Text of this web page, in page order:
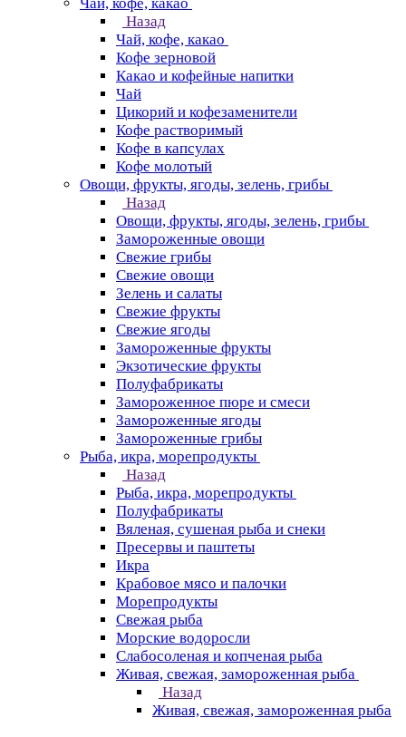
Назад
Чай, кофе, какао
Кофе зерновой
Какао и кофейные напитки
Чай
Цикорий и кофезаменители
Кофе растворимый
Кофе в капсулах
Кофе молотый
Овощи, фрукты, ягоды, зелень, грибы
Назад
Овощи, фрукты, ягоды, зелень, грибы
Замороженные овощи
Свежие грибы
Свежие овощи
Зелень и салаты
Свежие фрукты
Свежие ягоды
Замороженные фрукты
Экзотические фрукты
Полуфабрикаты
Замороженное пюре и смеси
Замороженные ягоды
Замороженные грибы
Рыба, икра, морепродукты
Назад
Рыба, икра, морепродукты
Полуфабрикаты
Вяленая, сушеная рыба и снеки
Пресервы и паштеты
Икра
Крабовое мясо и палочки
Морепродукты
Свежая рыба
Морские водоросли
Слабосоленая и копченая рыба
Живая, свежая, замороженная рыба
Назад
Живая, свежая, замороженная рыба